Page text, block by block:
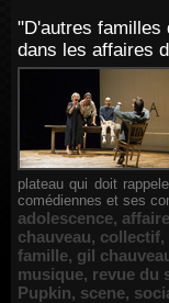
"D'autres familles
dans les affaires
plateau qui doit
comédiennes et ses
adolescence, affaire
chauveau, collectif,
famille, gil
musique, revue du
Pupkin, scene,